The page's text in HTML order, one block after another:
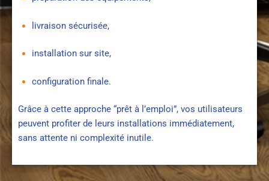
livraison sécurisée,
installation sur site,
configuration finale.
Grâce à cette approche “prêt à l’emploi”, vos utilisateurs
peuvent profiter de leurs installations immédiatement,
sans attente ni complexité inutile.